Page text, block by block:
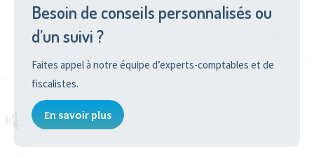
Besoin de conseils personnalisés ou
d’un suivi ?
Faites appel à notre équipe d’experts-comptables et de
fiscalistes.
En savoir plus